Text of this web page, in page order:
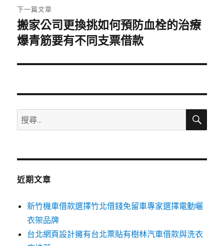
章:
下一篇文章
下
一
文
搬家公司更換挑如何預防血栓的治療
爆青筋要有不同支票借款
搜
尋
鍵
搜
近期文章
新竹機車借款選擇竹北借錢免留車專家選擇電動曬
衣架品牌
台北網頁設計擁有台北票貼有樹林汽車借款與洗衣